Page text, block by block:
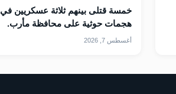
خمسة قتلى بينهم ثلاثة عسكريين في
هجمات حوثية على محافظة مأرب.
أغسطس 7, 2026